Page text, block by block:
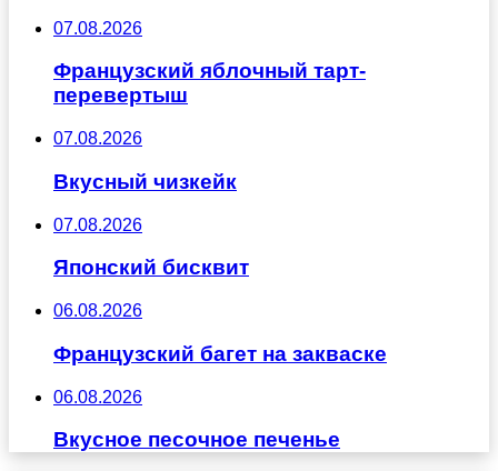
07.08.2026
Французский яблочный тарт-
перевертыш
07.08.2026
Вкусный чизкейк
07.08.2026
Японский бисквит
06.08.2026
Французский багет на закваске
06.08.2026
Вкусное песочное печенье